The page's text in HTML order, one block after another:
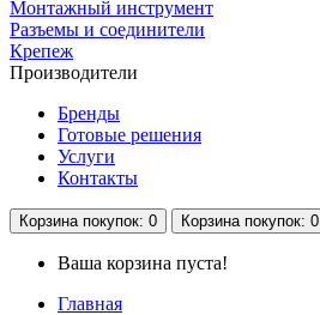
Монтажный инструмент
Разъемы и соединители
Крепеж
Производители
Бренды
Готовые решения
Услуги
Контакты
Корзинапокупок: 0 Корзинапокупок: 0
Ваша корзина пуста!
Главная